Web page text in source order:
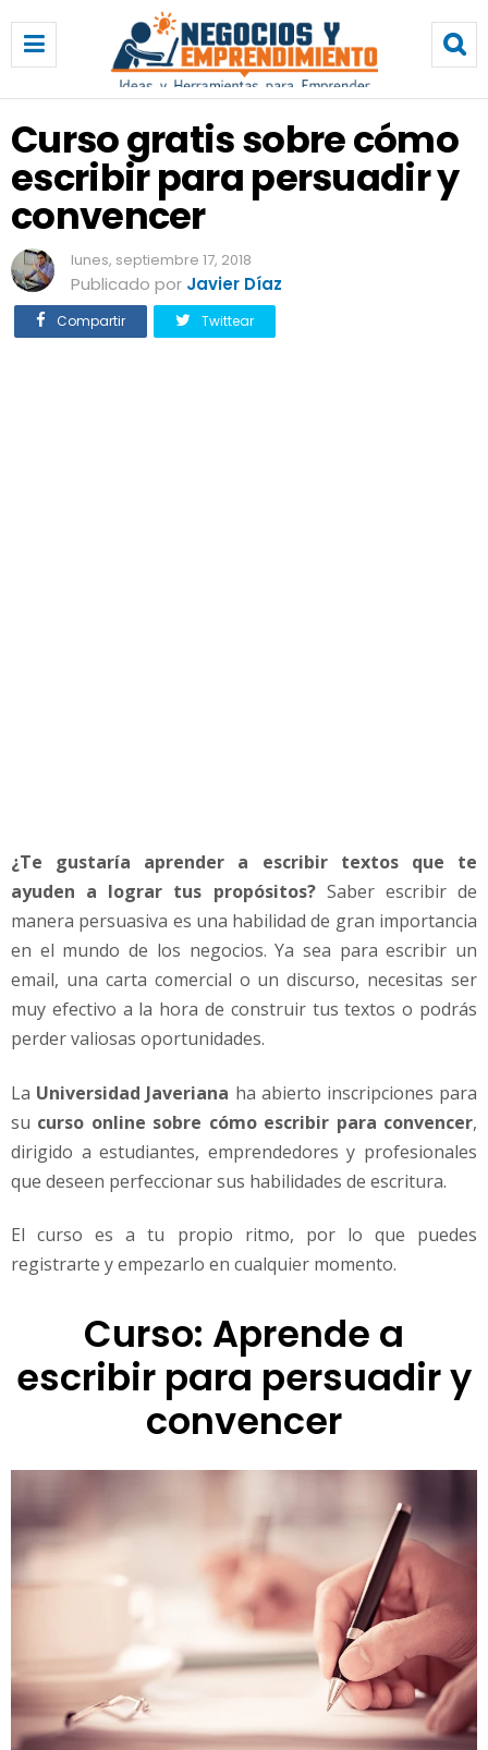
r
s
g
r
a
t
s
s
o
b
s
u
d
i
r
y
v
e
n
c
e
Curso gratis sobre cómo
escribir para persuadir y
convencer
lunes, septiembre 17, 2018
Publicado por Javier Díaz
Compartir Twittear
¿Te gustaría aprender a escribir textos que te
ayuden a lograr tus propósitos?Saber escribir de
manera persuasiva es una habilidad de gran importancia
en el mundo de los negocios. Ya sea para escribir un
email, una carta comercial o un discurso, necesitas ser
muy efectivo a la hora de construir tus textos o podrás
perder valiosas oportunidades.
La Universidad Javeriana ha abierto inscripciones para
su curso online sobre cómo escribir para convencer,
dirigido a estudiantes, emprendedores y profesionales
que deseen perfeccionar sus habilidades de escritura.
El curso es a tu propio ritmo, por lo que puedes
registrarte y empezarlo en cualquier momento.
Curso: Aprende a
escribir para persuadir y
convencer